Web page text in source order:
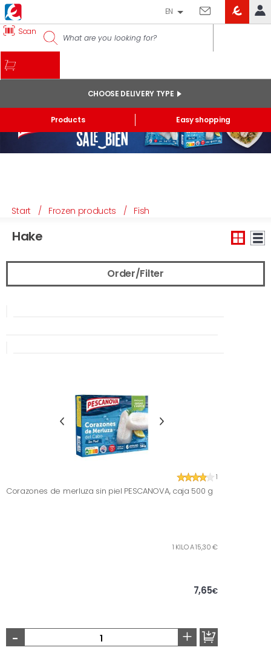
LOG IN
Online orders
My products purchased at the shop and online
EN
Scan
Products
CHOOSE DELIVERY TYPE
Easy shopping
Start / Frozen products / Fish
Hake
Order/Filter
1
Corazones de merluza sin piel PESCANOVA, caja 500 g
1 KILO A 15,30 €
7,65€
- +